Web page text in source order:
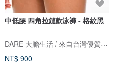
中低腰 四角拉鏈款泳褲 - 格紋黑
DARE 大膽生活 / 來自台灣優質男性內著
NT$ 900